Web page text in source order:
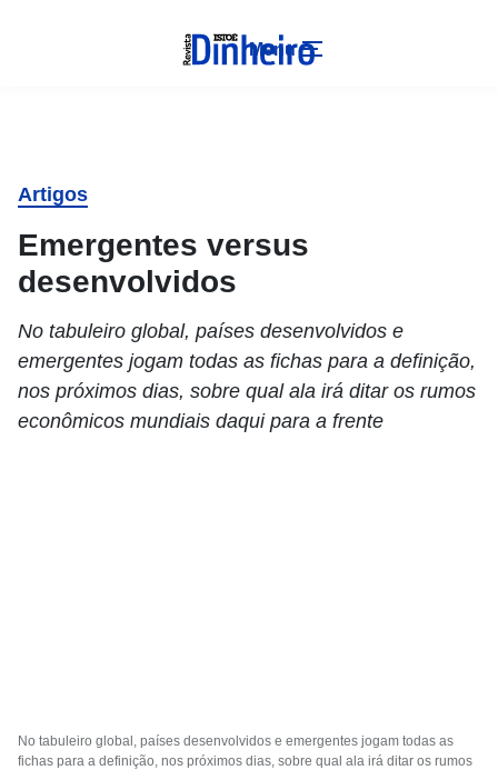
Menu
Artigos
Emergentes versus
desenvolvidos
No tabuleiro global, países desenvolvidos e
emergentes jogam todas as fichas para a definição,
nos próximos dias, sobre qual ala irá ditar os rumos
econômicos mundiais daqui para a frente
No tabuleiro global, países desenvolvidos e emergentes jogam todas as
fichas para a definição, nos próximos dias, sobre qual ala irá ditar os rumos